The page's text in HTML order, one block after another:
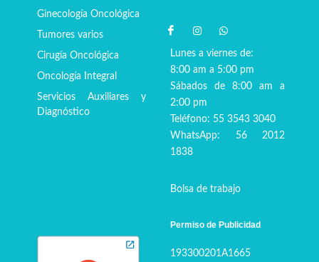
Ginecología Oncológica
Tumores varios
Cirugía Oncológica
Oncología Integral
Servicios Auxiliares y
Diagnóstico
Lunes a viernes de:
8:00 am a 5:00 pm
Sábados de 8:00 am a
2:00 pm
Teléfono: 55 3543 3040
WhatsApp: 56 2012
1838
Bolsa de trabajo
Permiso de Publicidad
193300201A1665